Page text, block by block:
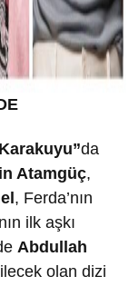
da
Atamgüç,
, Ferda’nın
ilk aşkı
Abdullah
olan dizi